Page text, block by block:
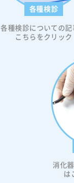
各種検診
各種検診についての記
こちらをクリック
消化
は